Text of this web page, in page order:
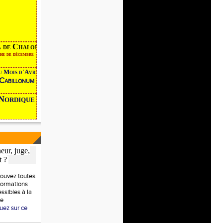
Chalon
décembre
d'Avril devient
Nordique
juge,
?
toutes
à la
sur ce